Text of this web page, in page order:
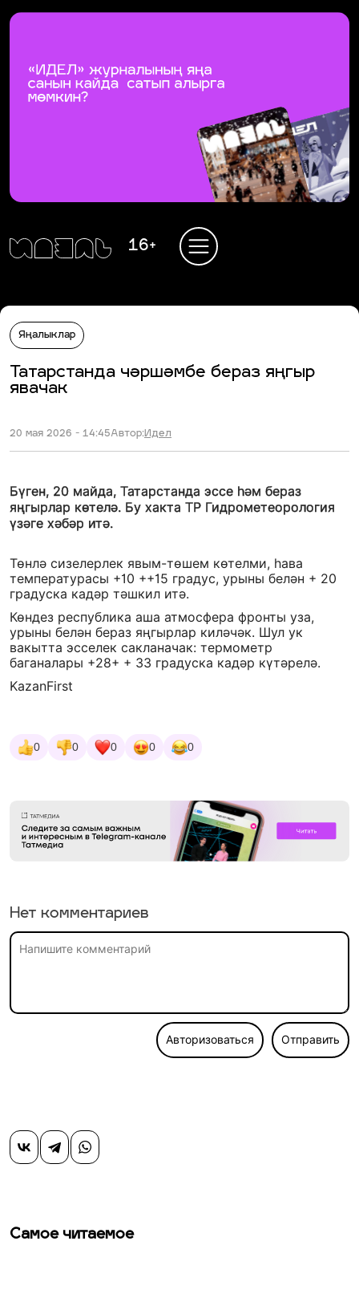
16+
Яңалыклар
Татарстанда чәршәмбе бераз яңгыр
явачак
20 мая 2026 - 14:45Автор:Идел
Бүген, 20 майда, Татарстанда эссе һәм бераз
яңгырлар көтелә. Бу хакта ТР Гидрометеорология
үзәге хәбәр итә.
Төнлә сизелерлек явым-төшем көтелми, һава
температурасы +10 ++15 градус, урыны белән + 20
градуска кадәр тәшкил итә.
Көндез республика аша атмосфера фронты уза,
урыны белән бераз яңгырлар киләчәк. Шул ук
вакытта эсселек сакланачак: термометр
баганалары +28+ + 33 градуска кадәр күтәрелә.
KazanFirst
0 0 0 0 0
Нет комментариев
Авторизоваться Отправить
Самое читаемое